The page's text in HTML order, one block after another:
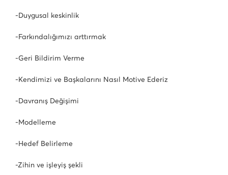
-Duygusal keskinlik
-Farkındalığımızı arttırmak
-Geri Bildirim Verme
-Kendimizi ve Başkalarını Nasıl Motive Ederiz
-Davranış Değişimi
-Modelleme
-Hedef Belirleme
-Zihin ve işleyiş şekli